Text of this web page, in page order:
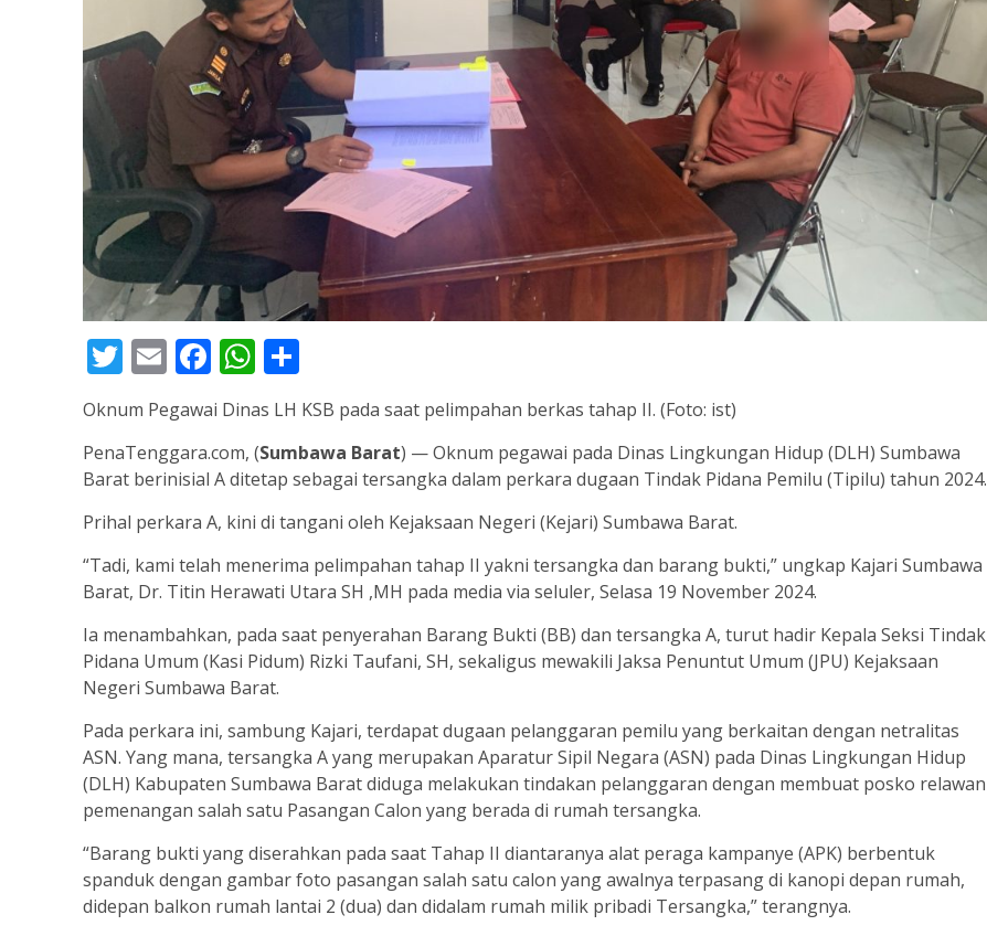
Twitter
EmailFacebook
WhatsApp
Oknum Pegawai Dinas LH KSB pada saat pelimpahan berkas tahap II. (Foto: ist)
PenaTenggara.com, (Sumbawa Barat) — Oknum pegawai pada Dinas Lingkungan Hidup (DLH) Sumbawa
Barat berinisial A ditetap sebagai tersangka dalam perkara dugaan Tindak Pidana Pemilu (Tipilu) tahun 2024.
Prihal perkara A, kini di tangani oleh Kejaksaan Negeri (Kejari) Sumbawa Barat.
“Tadi, kami telah menerima pelimpahan tahap II yakni tersangka dan barang bukti,” ungkap Kajari Sumbawa
Barat, Dr. Titin Herawati Utara SH ,MH pada media via seluler, Selasa 19 November 2024.
Ia menambahkan, pada saat penyerahan Barang Bukti (BB) dan tersangka A, turut hadir Kepala Seksi Tindak
Pidana Umum (Kasi Pidum) Rizki Taufani, SH, sekaligus mewakili Jaksa Penuntut Umum (JPU) Kejaksaan
Negeri Sumbawa Barat.
Pada perkara ini, sambung Kajari, terdapat dugaan pelanggaran pemilu yang berkaitan dengan netralitas
ASN. Yang mana, tersangka A yang merupakan Aparatur Sipil Negara (ASN) pada Dinas Lingkungan Hidup
(DLH) Kabupaten Sumbawa Barat diduga melakukan tindakan pelanggaran dengan membuat posko relawan
pemenangan salah satu Pasangan Calon yang berada di rumah tersangka.
“Barang bukti yang diserahkan pada saat Tahap II diantaranya alat peraga kampanye (APK) berbentuk
spanduk dengan gambar foto pasangan salah satu calon yang awalnya terpasang di kanopi depan rumah,
didepan balkon rumah lantai 2 (dua) dan didalam rumah milik pribadi Tersangka,” terangnya.